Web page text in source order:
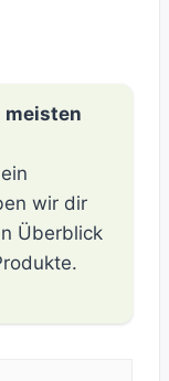
meisten
wir dir
Überblick